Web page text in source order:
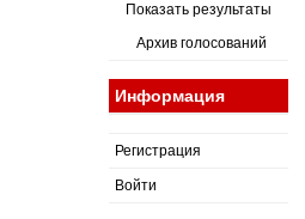
Показать результаты
Архив голосований
Информация
Регистрация
Войти